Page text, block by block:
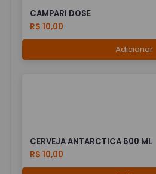
CAMPARI DOSE
R$ 10,00
Adicionar
CERVEJA ANTARCTICA 600 ML
R$ 10,00